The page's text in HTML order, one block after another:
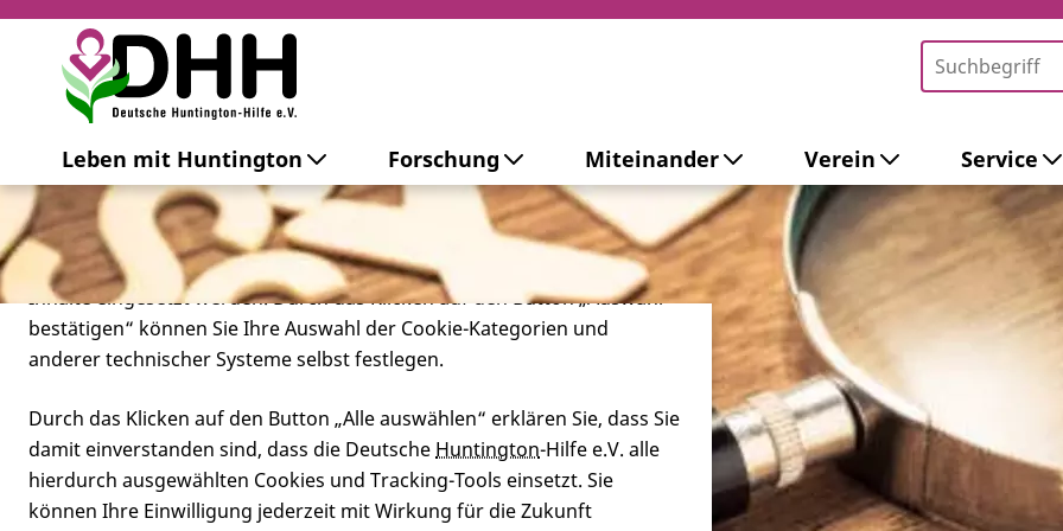
Leben mit Huntington Forschung Miteinander Verein Service
Cookie-Einstellungen
Diese Webseite setzt verschiedene Cookies und Tracking-Tools ein. Dies
beinhaltet Cookies und Tracking-Tools, die für den Betrieb der Webseite
technisch notwendig sind, die zu statistischen Zwecken sowie zur
besseren Bedienbarkeit der Webseite und zur Anzeige personalisierter
Inhalte eingesetzt werden. Durch das Klicken auf den Button „Auswahl
bestätigen“ können Sie Ihre Auswahl der Cookie-Kategorien und
anderer technischer Systeme selbst festlegen.
Durch das Klicken auf den Button „Alle auswählen“ erklären Sie, dass Sie
damit einverstanden sind, dass die DeutscheHuntington-Hilfe e.V. alle
hierdurch ausgewählten Cookies und Tracking-Tools einsetzt. Sie
können Ihre Einwilligung jederzeit mit Wirkung für die Zukunft